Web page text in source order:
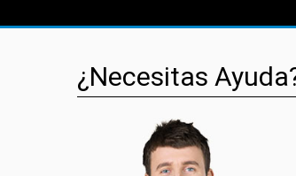
¿Necesitas